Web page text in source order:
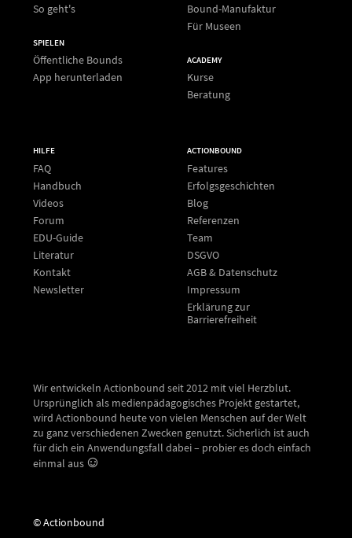
So geht's
SPIELEN
Öffentliche Bounds
App herunterladen
Bound-Manufaktur
Für Museen
ACADEMY
Kurse
Beratung
HILFE
FAQ
Handbuch
Videos
Forum
EDU-Guide
Literatur
Kontakt
Newsletter
ACTIONBOUND
Features
Erfolgsgeschichten
Blog
Referenzen
Team
DSGVO
AGB & Datenschutz
Impressum
Erklärung zur
Barrierefreiheit
Wir entwickeln Actionbound seit 2012 mit viel Herzblut.
Ursprünglich als medienpädagogisches Projekt gestartet,
wird Actionbound heute von vielen Menschen auf der Welt
zu ganz verschiedenen Zwecken genutzt. Sicherlich ist auch
für dich ein Anwendungsfall dabei – probier es doch einfach
einmal aus
© Actionbound